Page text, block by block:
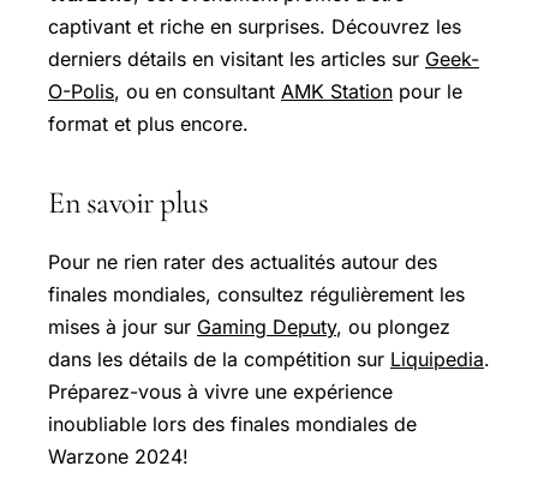
captivant et riche en surprises. Découvrez les
derniers détails en visitant les articles sur Geek-
O-Polis, ou en consultant AMK Station pour le
format et plus encore.
En savoir plus
Pour ne rien rater des actualités autour des
finales mondiales, consultez régulièrement les
mises à jour sur Gaming Deputy, ou plongez
dans les détails de la compétition sur Liquipedia.
Préparez-vous à vivre une expérience
inoubliable lors des finales mondiales de
Warzone 2024!